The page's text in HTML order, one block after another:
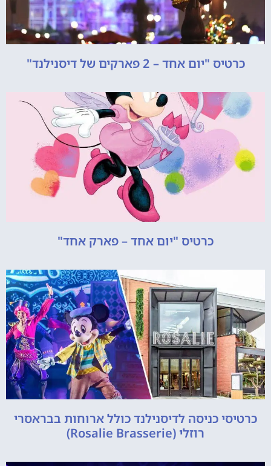
כרטיס "יום אחד – 2 פארקים של דיסנילנד"
כרטיס "יום אחד – פארק אחד"
כרטיסי כניסה לדיסנילנד כולל ארוחות בבראסרי
רוזלי (Rosalie Brasserie)